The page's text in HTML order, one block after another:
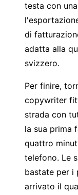
testa con
di
adatta alla
svizzero.
Per finire,
copywriter
strada con
la sua prima
quattro
telefono. Le
bastate per i
arrivato il